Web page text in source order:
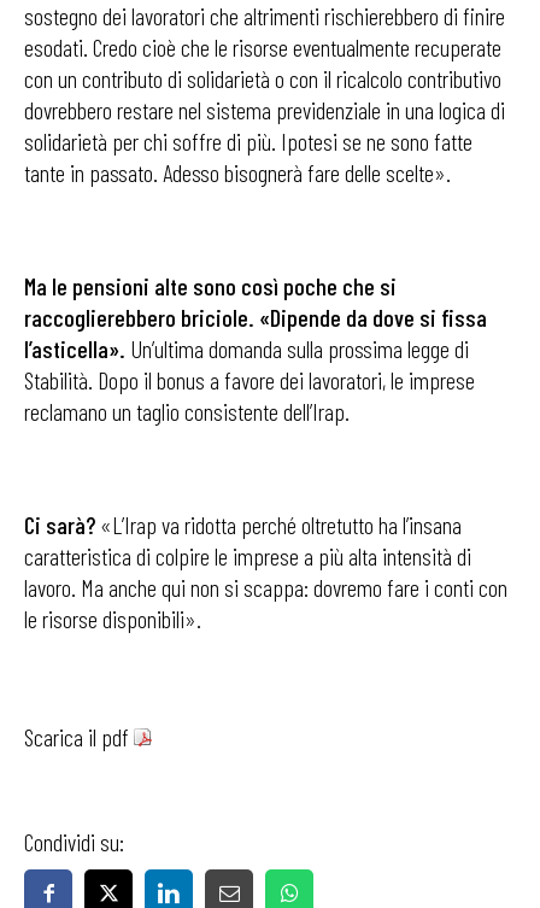
sostegno dei lavoratori che altrimenti rischierebbero di finire
esodati. Credo cioè che le risorse eventualmente recuperate
con un contributo di solidarietà o con il ricalcolo contributivo
dovrebbero restare nel sistema previdenziale in una logica di
solidarietà per chi soffre di più. Ipotesi se ne sono fatte
tante in passato. Adesso bisognerà fare delle scelte».
Ma le pensioni alte sono così poche che si
raccoglierebbero briciole. «Dipende da dove si fissa
l’asticella». Un’ultima domanda sulla prossima legge di
Stabilità. Dopo il bonus a favore dei lavoratori, le imprese
reclamano un taglio consistente dell’Irap.
Ci sarà? «L’Irap va ridotta perché oltretutto ha l’insana
caratteristica di colpire le imprese a più alta intensità di
lavoro. Ma anche qui non si scappa: dovremo fare i conti con
le risorse disponibili».
Scarica il pdf
Condividi su: